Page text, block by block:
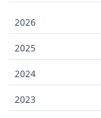
2026
2025
2024
2023